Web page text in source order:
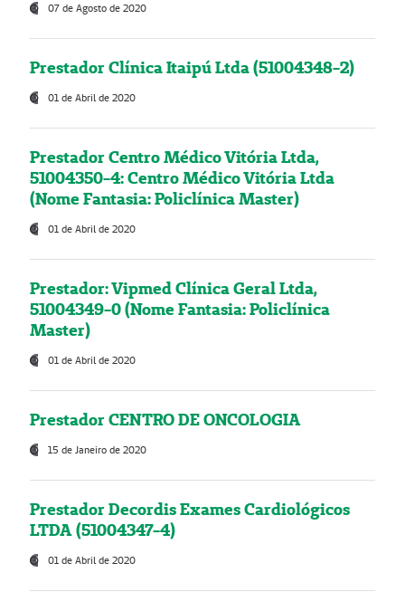
07 de Agosto de 2020
Prestador Clínica Itaipú Ltda (51004348-2)
01 de Abril de 2020
Prestador Centro Médico Vitória Ltda,
51004350-4: Centro Médico Vitória Ltda
(Nome Fantasia: Policlínica Master)
01 de Abril de 2020
Prestador: Vipmed Clínica Geral Ltda,
51004349-0 (Nome Fantasia: Policlínica
Master)
01 de Abril de 2020
Prestador CENTRO DE ONCOLOGIA
15 de Janeiro de 2020
Prestador Decordis Exames Cardiológicos
LTDA (51004347-4)
01 de Abril de 2020